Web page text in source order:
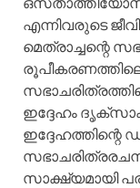
എന്നിവരുടെ
മെത്രാച്ചന്റെ
ഇദ്ദേഹം
ഇദ്ദേഹത്തിന്റെ
സാക്ഷ്യമായി